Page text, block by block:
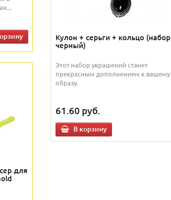
для
Кулон + серьги + кольцо (набор
черный)
Этот набор украшений станет
прекрасным дополнением к вашему
образу.
61.60 руб.
В корзину